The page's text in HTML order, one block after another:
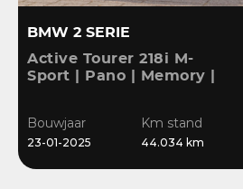
BMW 2 SERIE
Active Tourer 218i M-
Sport | Pano | Memory |
Bouwjaar
23-01-2025
Km stand
44.034 km